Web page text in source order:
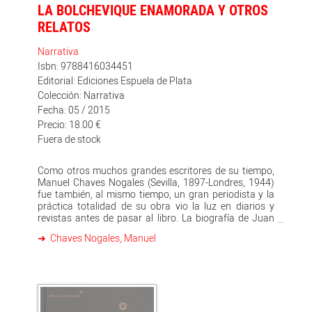
LA BOLCHEVIQUE ENAMORADA Y OTROS
RELATOS
Narrativa
Isbn: 9788416034451
Editorial: Ediciones Espuela de Plata
Colección: Narrativa
Fecha: 05 / 2015
Precio: 18.00 €
Fuera de stock
Como otros muchos grandes escritores de su tiempo,
Manuel Chaves Nogales (Sevilla, 1897-Londres, 1944)
fue también, al mismo tiempo, un gran periodista y la
práctica totalidad de su obra vio la luz en diarios y
revistas antes de pasar al libro. La biografía de Juan
de flamenco Juan Martínez (El maestro Juan Martínez
mundo en avión. Un pequeño burgués en la Rusia roja
(1929) fueron primero material periodístico aparecido
Chaves Nogales, Manuel